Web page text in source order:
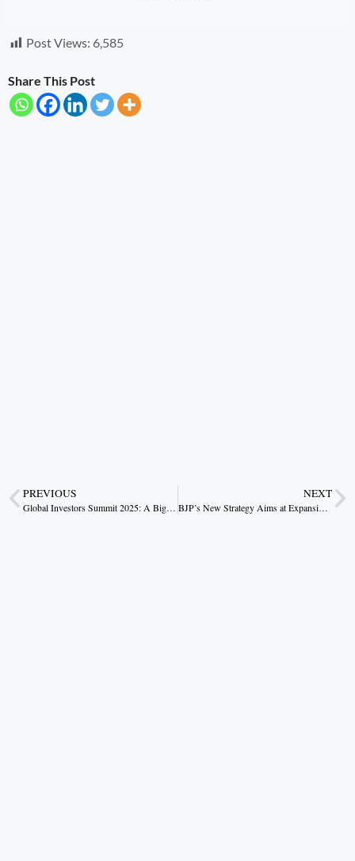
Post Views: 6,585
Share This Post
PREVIOUS
Global Investors Summit 2025: A Big Opportunity for Small Businesses – CM Dr. Mohan Yadav
NEXT
BJP’s New Strategy Aims at Expansion Without Regional Dominance